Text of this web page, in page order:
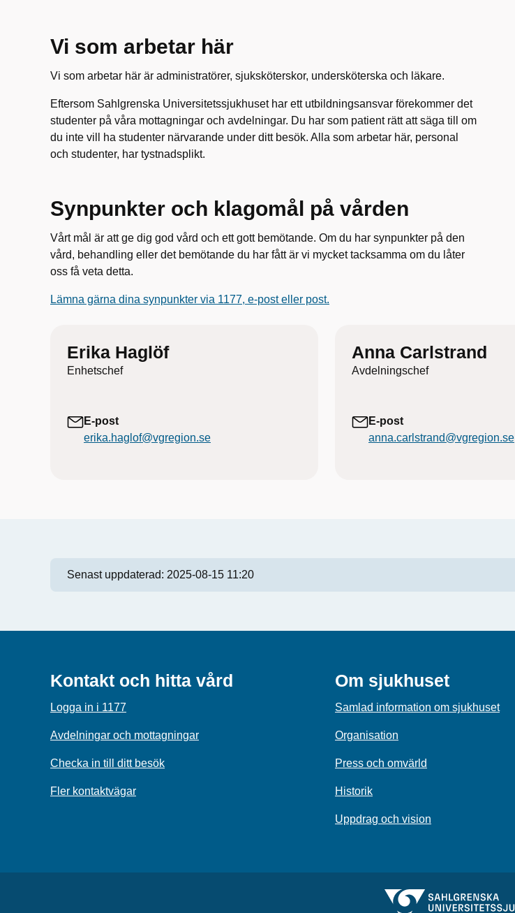
Vi som arbetar här
Vi som arbetar här är administratörer, sjuksköterskor, undersköterska och läkare.
Eftersom Sahlgrenska Universitetssjukhuset har ett utbildningsansvar förekommer det
studenter på våra mottagningar och avdelningar. Du har som patient rätt att säga till om
du inte vill ha studenter närvarande under ditt besök. Alla som arbetar här, personal
och studenter, har tystnadsplikt.
Synpunkter och klagomål på vården
Vårt mål är att ge dig god vård och ett gott bemötande. Om du har synpunkter på den
vård, behandling eller det bemötande du har fått är vi mycket tacksamma om du låter
oss få veta detta.
Lämna gärna dina synpunkter via 1177, e-post eller post.
Erika Haglöf
Enhetschef
E-post
erika.haglof@vgregion.se
Anna Carlstrand
Avdelningschef
E-post
anna.carlstrand@vgregion.se
Senast uppdaterad: 2025-08-15 11:20
Kontakt och hitta vård
Logga in i 1177
Avdelningar och mottagningar
Checka in till ditt besök
Fler kontaktvägar
Om sjukhuset
Samlad information om sjukhuset
Organisation
Press och omvärld
Historik
Uppdrag och vision